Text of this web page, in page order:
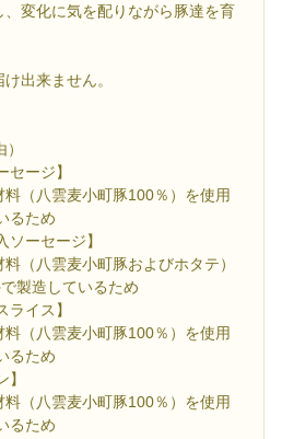
、変化に気を配りながら豚達を育
出来ません。
）
セージ】
（八雲麦小町豚100％）を使用
るため
ソーセージ】
（八雲麦小町豚およびホタテ）
製造しているため
ライス】
（八雲麦小町豚100％）を使用
るため
（八雲麦小町豚100％）を使用
るため